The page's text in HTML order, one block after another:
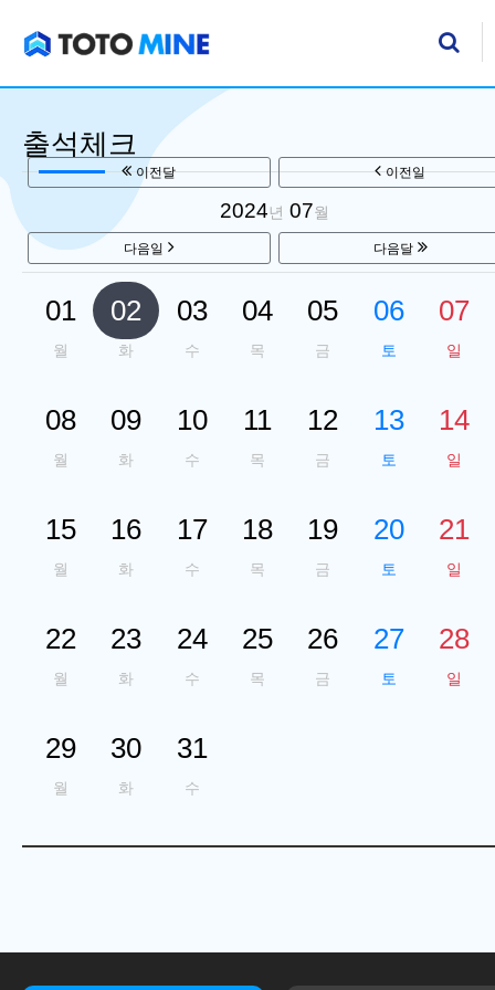
출석체크
2024년 07월
이전달 이전일
다음일 다음달
01
월
02
화
03
수
04
목
05
금
06
토
07
일
08
월
09
화
10
수
11
목
12
금
13
토
14
일
15
월
16
화
17
수
18
목
19
금
20
토
21
일
22
월
23
화
24
수
25
목
26
금
27
토
28
일
29
월
30
화
31
수